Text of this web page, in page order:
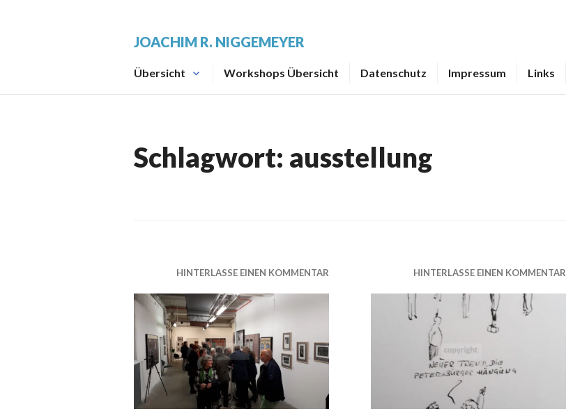
JOACHIM R. NIGGEMEYER
Übersicht Workshops Übersicht Datenschutz Impressum Links
Schlagwort: ausstellung
HINTERLASSE EINEN KOMMENTAR HINTERLASSE EINEN KOMMENTAR